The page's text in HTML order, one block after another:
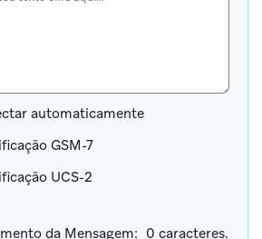
automaticamente
GSM-7
UCS-2
da Mensagem: 0 caracteres.